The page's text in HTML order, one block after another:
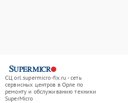
СЦ orl.supermicro-fix.ru - сеть
сервисных центров в Орле по
ремонту и обслуживанию техники
SuperMicro